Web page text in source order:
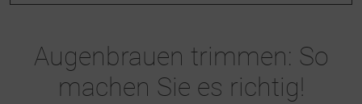
Augenbrauen trimmen: So
machen Sie es richtig!